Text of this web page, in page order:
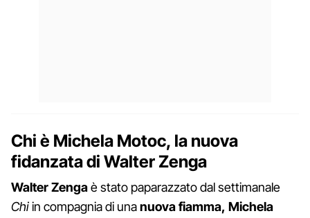
Chi è Michela Motoc, la nuova
fidanzata di Walter Zenga
Walter Zengaè stato paparazzato dal settimanale
Chiin compagnia di unanuova fiamma, Michela